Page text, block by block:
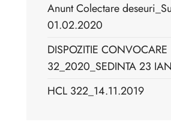
Anunt Colectare
01.02.2020
DISPOZITIE CONVOCARE
32_2020_SEDINTA 23
HCL 322_14.11.2019